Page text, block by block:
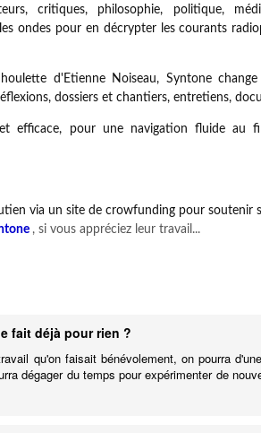
critiques, philosophie, politique,
ondes pour en décrypter les courants
d'Etienne Noiseau, Syntone
dossiers et chantiers, entretiens,
efficace, pour une navigation fluide au
via un site de crowfunding pour soutenir
, si vous appréciez leur travail...
fait déjà pour rien ?
qu'on faisait bénévolement, on pourra
dégager du temps pour expérimenter de